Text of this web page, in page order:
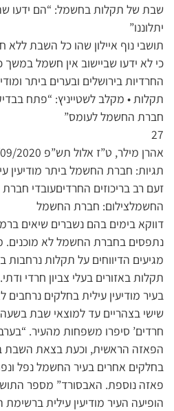
שבת של תקלות בחשמל: “הם ידעו
יתלוננו”
תושבי נוף איילון שהו כל השבת
כי לא ידעו שביישוב אין חשמל
החרדיות בירושלים ובערים ביתר
תקלות • מקלב לשטייניץ: “פתח
חברת החשמל לעומס”
27
אהרן מילר, ט”ז אלול תש”פ 05/09/2020 22:39
תגיות: חברת החשמל ביתר מודיעין
זעם רב בריכוזים החרדיםעובדי
החשמלצילום: חברת החשמל
דווקא בימים בהם נשברים שיאים
נתפסים בחברת החשמל לא מוכנים.
מגיעים הדיווחים על תקלות
תקלות באזורים בעלי צביון חרדי ודתי.
בעיר מודיעין עילית בחלקים
חרדים’ סיפרו משפחות מהעיר.
בחלקים אחרים בעיר החשמל נפל
פאזה נוספת. האבסורד” מספר
הופיעה העיר מודיעין עילית